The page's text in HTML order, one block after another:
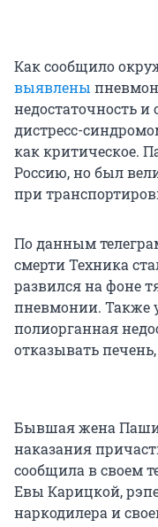
Как сообщило
выявлены
недостаточность
дистресс-
как критическое.
Россию, но был
при
По данным
смерти Техника
развился на фоне
пневмонии. Также
полиорганная
отказывать
Бывшая жена Паши
наказания
сообщила в своем
Евы Карицкой,
наркодилера и